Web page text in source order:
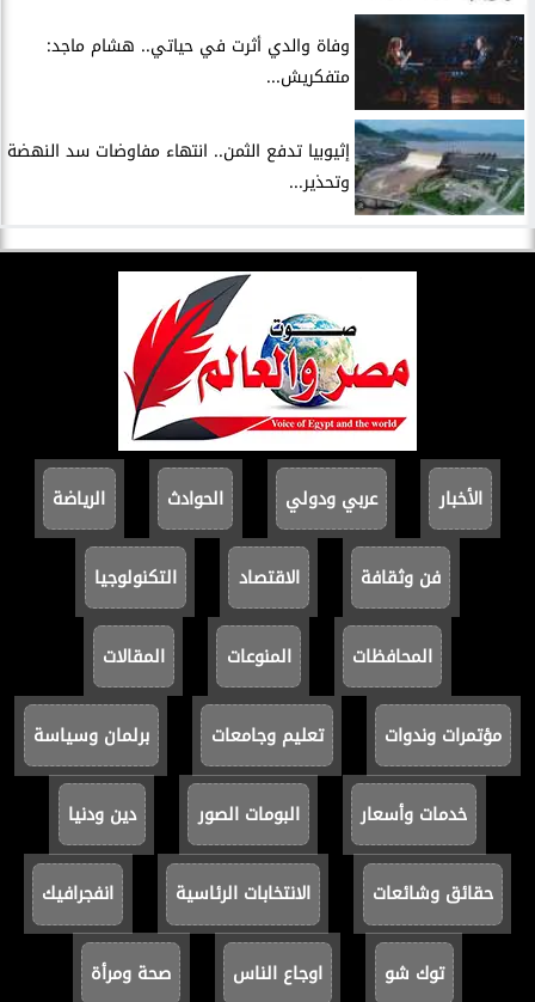
وفاة والدي أثرت في حياتي.. هشام ماجد:
متفكريش...
إثيوبيا تدفع الثمن.. انتهاء مفاوضات سد النهضة
وتحذير...
الأخبار عربي ودولي الحوادث الرياضة
فن وثقافة الاقتصاد التكنولوجيا
المحافظات المنوعات المقالات
مؤتمرات وندوات تعليم وجامعات برلمان وسياسة
خدمات وأسعار البومات الصور دين ودنيا
حقائق وشائعات الانتخابات الرئاسية انفجرافيك
توك شو اوجاع الناس صحة ومرأة